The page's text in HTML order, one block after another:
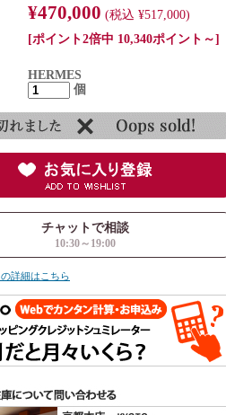
¥470,000 (税込 ¥517,000)
[ポイント2倍中 10,340ポイント～]
HERMES
個
チャットで相談
10:30～19:00
詳細はこちら